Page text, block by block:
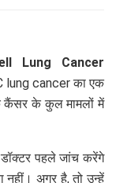
Lung Cancer
lung cancer का एक
कैंसर के कुल मामलों में
पहले जांच करेंगे
अगर है, तो उन्हें